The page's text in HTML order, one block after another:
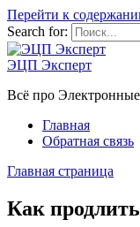
Перейти к
Search for:
ЭЦП Эксперт
Всё про
Главная
Обратная связь
Главная страница
Как